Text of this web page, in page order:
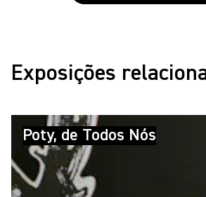
Exposições
Poty, de Todos Nós